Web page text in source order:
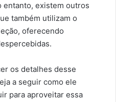
entanto, existem outros
também utilizam o
oferecendo
os detalhes desse
a seguir como ele
para aproveitar essa